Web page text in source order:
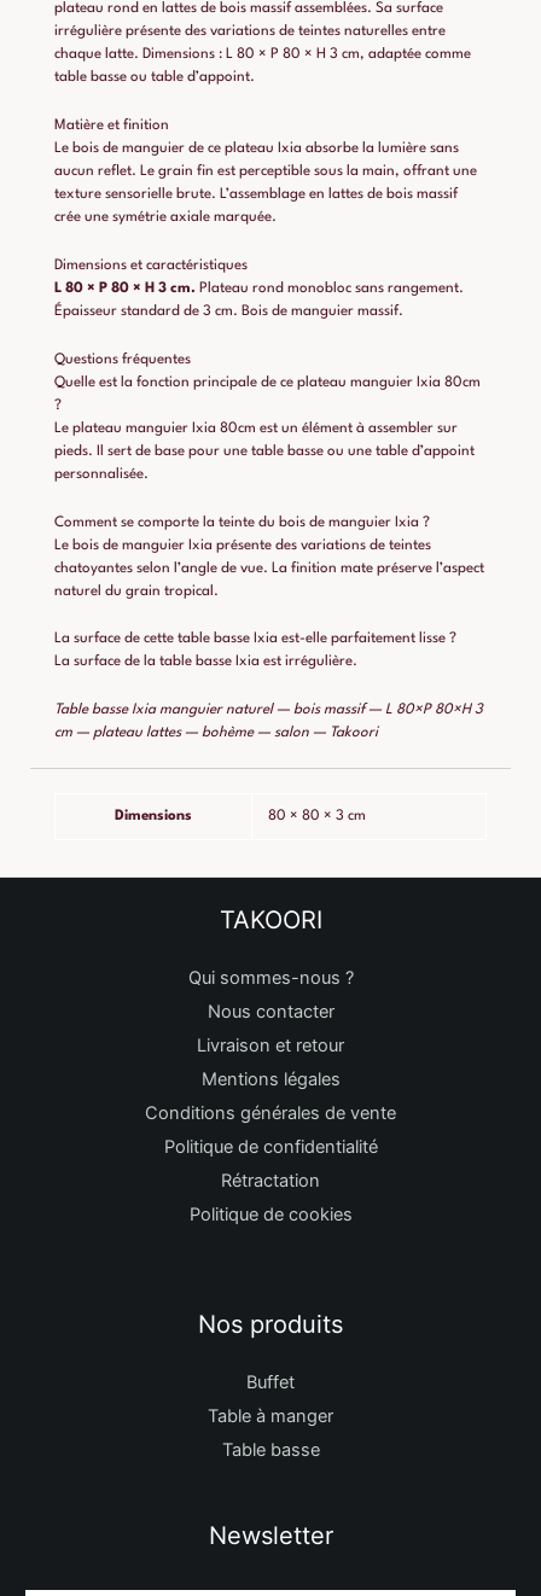
plateau rond en lattes de bois massif assemblées. Sa surface
irrégulière présente des variations de teintes naturelles entre
chaque latte. Dimensions : L 80 × P 80 × H 3 cm, adaptée comme
table basse ou table d’appoint.
Matière et finition
Le bois de manguier de ce plateau Ixia absorbe la lumière sans
aucun reflet. Le grain fin est perceptible sous la main, offrant une
texture sensorielle brute. L’assemblage en lattes de bois massif
crée une symétrie axiale marquée.
Dimensions et caractéristiques
L 80 × P 80 × H 3 cm. Plateau rond monobloc sans rangement.
Épaisseur standard de 3 cm. Bois de manguier massif.
Questions fréquentes
Quelle est la fonction principale de ce plateau manguier Ixia 80cm
?
Le plateau manguier Ixia 80cm est un élément à assembler sur
pieds. Il sert de base pour une table basse ou une table d’appoint
personnalisée.
Comment se comporte la teinte du bois de manguier Ixia ?
Le bois de manguier Ixia présente des variations de teintes
chatoyantes selon l’angle de vue. La finition mate préserve l’aspect
naturel du grain tropical.
La surface de cette table basse Ixia est-elle parfaitement lisse ?
La surface de la table basse Ixia est irrégulière.
Table basse Ixia manguier naturel — bois massif — L 80×P 80×H 3
cm — plateau lattes — bohème — salon — Takoori
Dimensions 80 × 80 × 3 cm
TAKOORI
Qui sommes-nous ?
Nous contacter
Livraison et retour
Mentions légales
Conditions générales de vente
Politique de confidentialité
Rétractation
Politique de cookies
Nos produits
Buffet
Table à manger
Table basse
Newsletter